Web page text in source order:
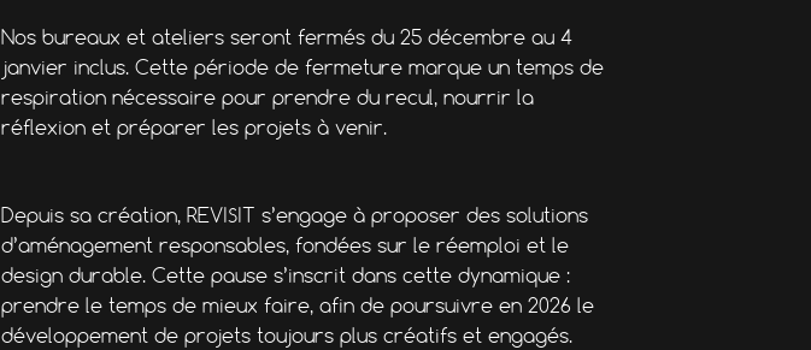
Nos bureaux et ateliers seront fermés du 25 décembre au 4
janvier inclus. Cette période de fermeture marque un temps de
respiration nécessaire pour prendre du recul, nourrir la
réflexion et préparer les projets à venir.
Depuis sa création, REVISIT s’engage à proposer des solutions
d’aménagement responsables, fondées sur le réemploi et le
design durable. Cette pause s’inscrit dans cette dynamique :
prendre le temps de mieux faire, afin de poursuivre en 2026 le
développement de projets toujours plus créatifs et engagés.